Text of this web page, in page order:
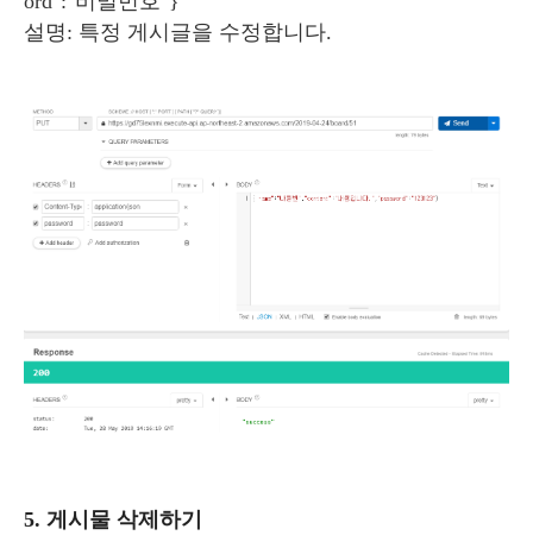
설명: 특정 게시글을 수정합니다.
5. 게시물 삭제하기